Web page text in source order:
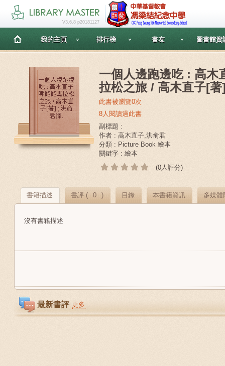
V3.6.8 p20181127
我的主頁 排行榜 書友 圖書館資
一個人邊跑邊吃 : 高木
拉松之旅 / 高木直子[
此書被瀏覽0次
8人閱讀過此書
副標題 :
作者 : 高木直子,洪俞君
分類 : Picture Book 繪本
關鍵字 : 繪本
(0人評分)
書籍描述 書評 ( 0 ) 目錄 本書籍資訊 多媒體
沒有書籍描述
最新書評 更多